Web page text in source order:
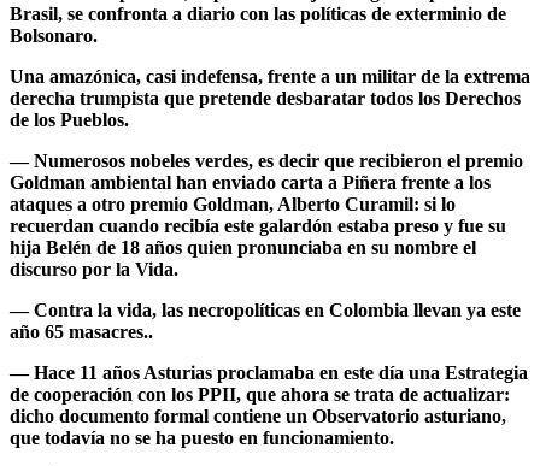
Brasil, se confronta a diario con las políticas de exterminio de
Bolsonaro.
Una amazónica, casi indefensa, frente a un militar de la extrema
derecha trumpista que pretende desbaratar todos los Derechos
de los Pueblos.
— Numerosos nobeles verdes, es decir que recibieron el premio
Goldman ambiental han enviado carta a Piñera frente a los
ataques a otro premio Goldman, Alberto Curamil: si lo
recuerdan cuando recibía este galardón estaba preso y fue su
hija Belén de 18 años quien pronunciaba en su nombre el
discurso por la Vida.
— Contra la vida, las necropolíticas en Colombia llevan ya este
año 65 masacres..
— Hace 11 años Asturias proclamaba en este día una Estrategia
de cooperación con los PPII, que ahora se trata de actualizar:
dicho documento formal contiene un Observatorio asturiano,
que todavía no se ha puesto en funcionamiento.